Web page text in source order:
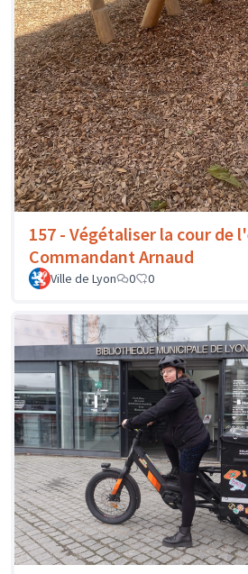
157 - Végétaliser la cour de
Commandant Arnaud
Ville de Lyon 0 0